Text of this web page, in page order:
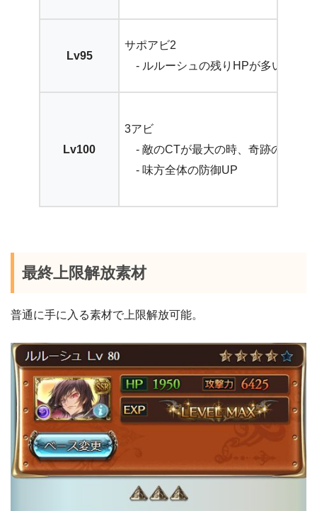
Lv95
サポアビ2
- ルルーシュの残りHPが多いほど
Lv100
3アビ
- 敵のCTが最大の時、奇跡の条件
- 味方全体の防御UP
最終上限解放素材
普通に手に入る素材で上限解放可能。